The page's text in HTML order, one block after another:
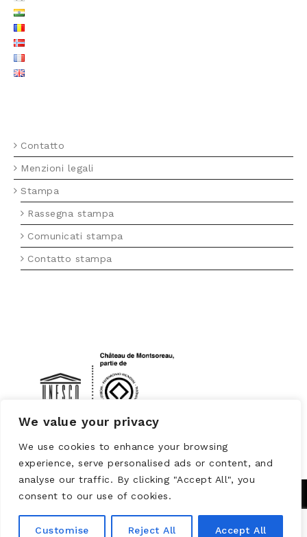
We value your privacy
We use cookies to enhance your browsing
experience, serve personalised ads or content, and
analyse our traffic. By clicking "Accept All", you
consent to our use of cookies.
Customise Reject All Accept All
Contatto
Menzioni legali
Stampa
Rassegna stampa
Comunicati stampa
Contatto stampa
Powered byWORDPRESSTheme: Brooklyn by UNITED THEMES